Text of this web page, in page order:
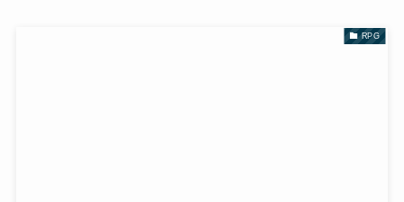
RPG